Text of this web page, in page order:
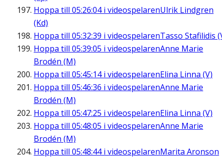
Hoppa till 05:26:04i videospelarenUlrik Lindgren
(Kd)
Hoppa till 05:32:39 i videospelarenTasso Stafilidis
Hoppa till 05:39:05 i videospelarenAnne Marie
Brodén (M)
Hoppa till 05:45:14i videospelarenElina Linna (V)
Hoppa till 05:46:36 i videospelarenAnne Marie
Brodén (M)
Hoppa till 05:47:25 i videospelarenElina Linna (V)
Hoppa till 05:48:05 i videospelarenAnne Marie
Brodén (M)
Hoppa till 05:48:44i videospelarenMarita Aronson